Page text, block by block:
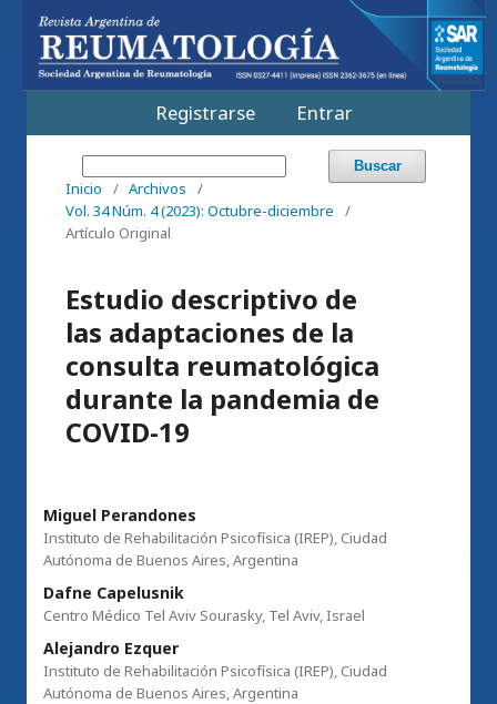
Registrarse Entrar
Buscar
Inicio / Archivos
/
Vol. 34 Núm. 4 (2023): Octubre-diciembre
/
Artículo Original
Estudio descriptivo de
las adaptaciones de la
consulta reumatológica
durante la pandemia de
COVID-19
Miguel Perandones
Instituto de Rehabilitación Psicofísica (IREP), Ciudad
Autónoma de Buenos Aires, Argentina
Dafne Capelusnik
Centro Médico Tel Aviv Sourasky, Tel Aviv, Israel
Alejandro Ezquer
Instituto de Rehabilitación Psicofísica (IREP), Ciudad
Autónoma de Buenos Aires, Argentina